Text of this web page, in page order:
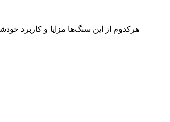
هرکدوم از این سنگ‌ها مزایا و کاربرد